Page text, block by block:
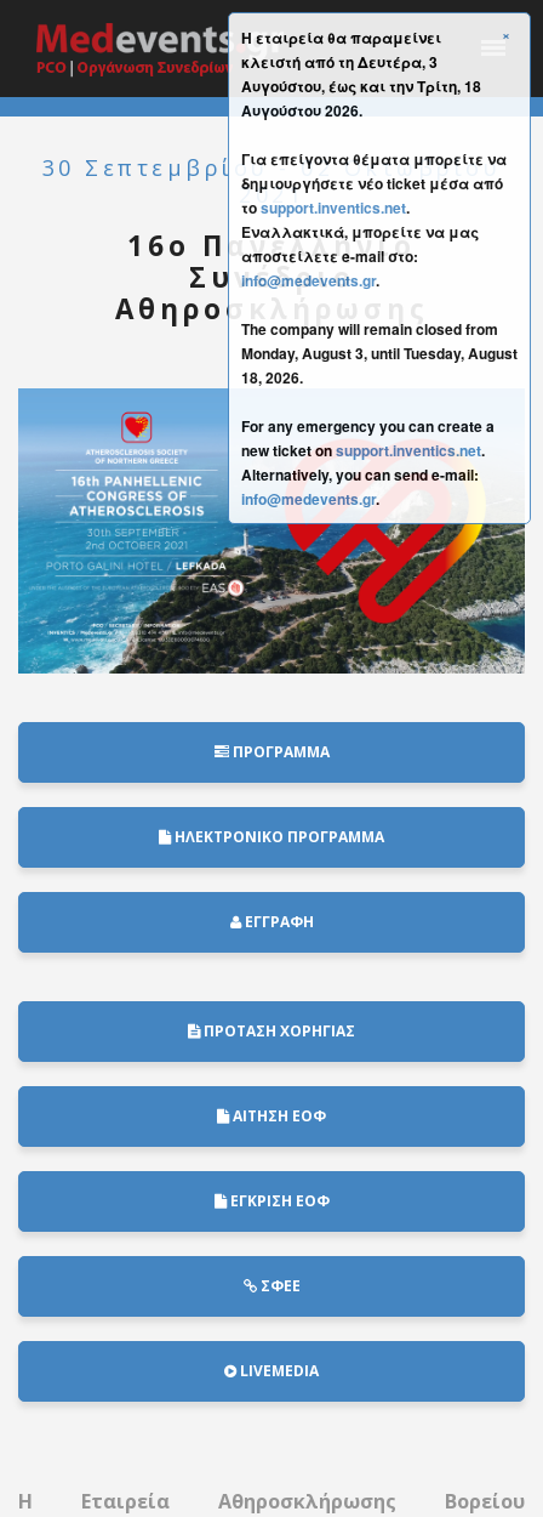
30 Σεπτεμβρίου - 02 Οκτωβρίου
2021
16ο Πανελλήνιο
Συνέδριο
Αθηροσκλήρωσης
ΠΡΟΓΡΑΜΜΑ
ΗΛΕΚΤΡΟΝΙΚΟ ΠΡΟΓΡΑΜΜΑ
ΕΓΓΡΑΦΗ
ΠΡΟΤΑΣΗ ΧΟΡΗΓΙΑΣ
ΑΙΤΗΣΗ ΕΟΦ
ΕΓΚΡΙΣΗ ΕΟΦ
ΣΦΕΕ
LIVEMEDIA
Η Εταιρεία Αθηροσκλήρωσης Βορείου
×
Η εταιρεία θα παραμείνει
κλειστή από τη Δευτέρα, 3
Αυγούστου, έως και την Τρίτη, 18
Αυγούστου 2026.
Για επείγοντα θέματα μπορείτε να
δημιουργήσετε νέο ticket μέσα από
τοsupport.inventics.net.
Εναλλακτικά, μπορείτε να μας
αποστείλετε e-mail στο:
info@medevents.gr.
The company will remain closed from
Monday, August 3, until Tuesday, August
18, 2026.
For any emergency you can create a
new ticket onsupport.inventics.net.
Alternatively, you can send e-mail:
info@medevents.gr.